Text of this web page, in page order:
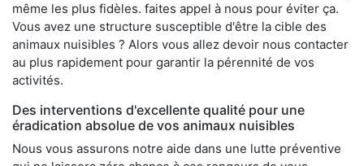
même les plus fidèles. faites appel à nous pour éviter ça.
Vous avez une structure susceptible d'être la cible des
animaux nuisibles ? Alors vous allez devoir nous contacter
au plus rapidement pour garantir la pérennité de vos
activités.
Des interventions d'excellente qualité pour une
éradication absolue de vos animaux nuisibles
Nous vous assurons notre aide dans une lutte préventive